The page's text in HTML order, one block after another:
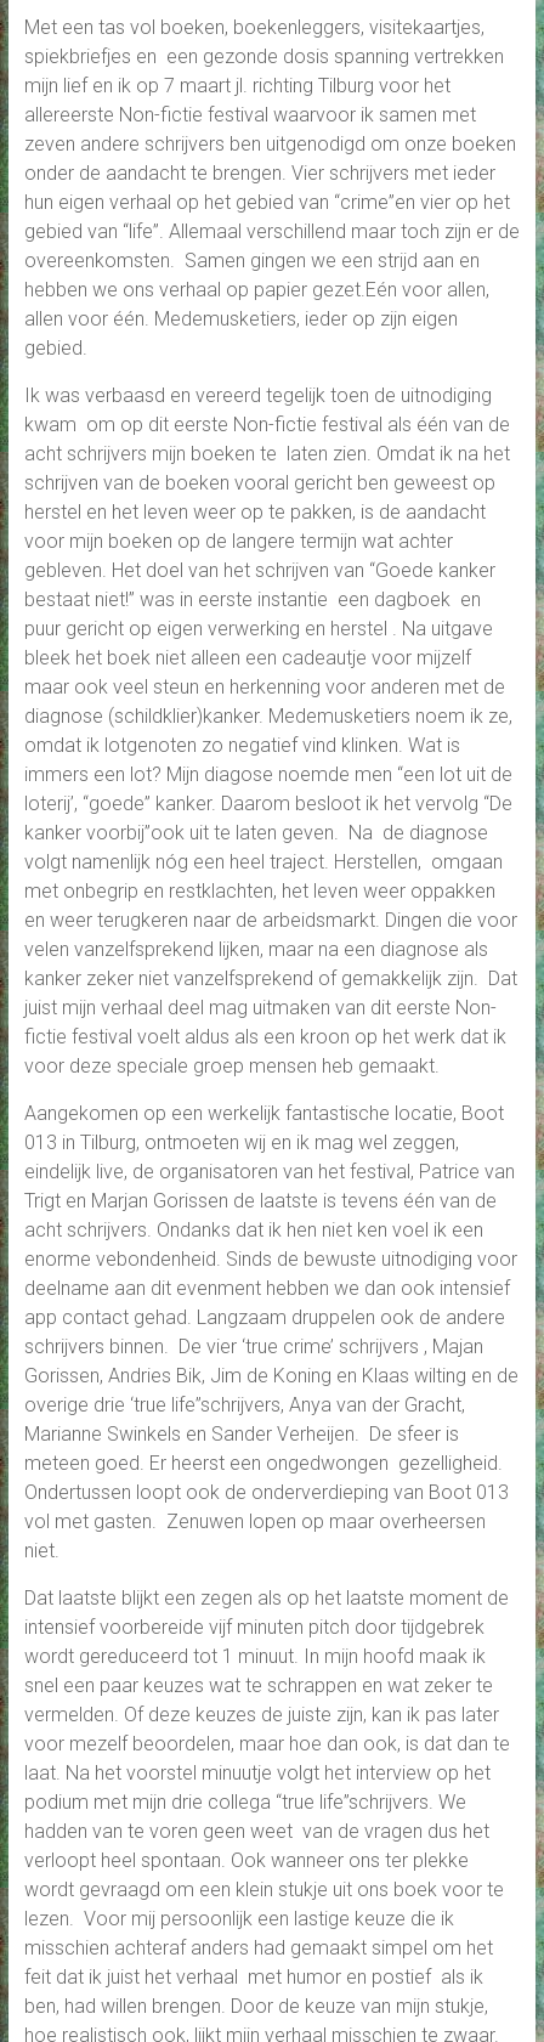
Met een tas vol boeken, boekenleggers, visitekaartjes,
spiekbriefjes en een gezonde dosis spanning vertrekken
mijn lief en ik op 7 maart jl. richting Tilburg voor het
allereerste Non-fictie festival waarvoor ik samen met
zeven andere schrijvers ben uitgenodigd om onze boeken
onder de aandacht te brengen. Vier schrijvers met ieder
hun eigen verhaal op het gebied van “crime”en vier op het
gebied van “life”. Allemaal verschillend maar toch zijn er de
overeenkomsten. Samen gingen we een strijd aan en
hebben we ons verhaal op papier gezet.Eén voor allen,
allen voor één. Medemusketiers, ieder op zijn eigen
gebied.
Ik was verbaasd en vereerd tegelijk toen de uitnodiging
kwam om op dit eerste Non-fictie festival als één van de
acht schrijvers mijn boeken te laten zien. Omdat ik na het
schrijven van de boeken vooral gericht ben geweest op
herstel en het leven weer op te pakken, is de aandacht
voor mijn boeken op de langere termijn wat achter
gebleven. Het doel van het schrijven van “Goede kanker
bestaat niet!” was in eerste instantie een dagboek en
puur gericht op eigen verwerking en herstel . Na uitgave
bleek het boek niet alleen een cadeautje voor mijzelf
maar ook veel steun en herkenning voor anderen met de
diagnose (schildklier)kanker. Medemusketiers noem ik ze,
omdat ik lotgenoten zo negatief vind klinken. Wat is
immers een lot? Mijn diagose noemde men “een lot uit de
loterij’, “goede” kanker. Daarom besloot ik het vervolg “De
kanker voorbij”ook uit te laten geven. Na de diagnose
volgt namenlijk nóg een heel traject. Herstellen, omgaan
met onbegrip en restklachten, het leven weer oppakken
en weer terugkeren naar de arbeidsmarkt. Dingen die voor
velen vanzelfsprekend lijken, maar na een diagnose als
kanker zeker niet vanzelfsprekend of gemakkelijk zijn. Dat
juist mijn verhaal deel mag uitmaken van dit eerste Non-
fictie festival voelt aldus als een kroon op het werk dat ik
voor deze speciale groep mensen heb gemaakt.
Aangekomen op een werkelijk fantastische locatie, Boot
013 in Tilburg, ontmoeten wij en ik mag wel zeggen,
eindelijk live, de organisatoren van het festival, Patrice van
Trigt en Marjan Gorissen de laatste is tevens één van de
acht schrijvers. Ondanks dat ik hen niet ken voel ik een
enorme vebondenheid. Sinds de bewuste uitnodiging voor
deelname aan dit evenment hebben we dan ook intensief
app contact gehad. Langzaam druppelen ook de andere
schrijvers binnen. De vier ‘true crime’ schrijvers , Majan
Gorissen, Andries Bik, Jim de Koning en Klaas wilting en de
overige drie ‘true life”schrijvers, Anya van der Gracht,
Marianne Swinkels en Sander Verheijen. De sfeer is
meteen goed. Er heerst een ongedwongen gezelligheid.
Ondertussen loopt ook de onderverdieping van Boot 013
vol met gasten. Zenuwen lopen op maar overheersen
niet.
Dat laatste blijkt een zegen als op het laatste moment de
intensief voorbereide vijf minuten pitch door tijdgebrek
wordt gereduceerd tot 1 minuut. In mijn hoofd maak ik
snel een paar keuzes wat te schrappen en wat zeker te
vermelden. Of deze keuzes de juiste zijn, kan ik pas later
voor mezelf beoordelen, maar hoe dan ook, is dat dan te
laat. Na het voorstel minuutje volgt het interview op het
podium met mijn drie collega “true life”schrijvers. We
hadden van te voren geen weet van de vragen dus het
verloopt heel spontaan. Ook wanneer ons ter plekke
wordt gevraagd om een klein stukje uit ons boek voor te
lezen. Voor mij persoonlijk een lastige keuze die ik
misschien achteraf anders had gemaakt simpel om het
feit dat ik juist het verhaal met humor en postief als ik
ben, had willen brengen. Door de keuze van mijn stukje,
hoe realistisch ook, lijkt mijn verhaal misschien te zwaar.